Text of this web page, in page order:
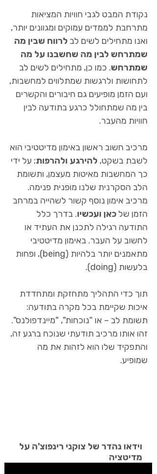
נקודת המבט לגבי חוויות המציאות
מתרחבת לממדים עמוקים ומגוונים יותר,
ואנו מתחילים לשים לב לרווח שבין מה
שמתרחש לבין מה שחשבנו על מה
שמתרחש. כמו כן, מתחילים לשים לב
לתחושות ולרגשות שמתלווים למחשבות,
ועם הזמן מופיעים גם חיבורים והקשרים
בין מה שמתחולל כרגע בתודעה לבין
חוויות מהעבר.
מרכיב חשוב ראשון באימון מדיטטיבי הוא
לשבת בשקט, להירגע ולהרפות; על ידי
כך המחשבות מאיטות מעצמן, ותשומת
הלב הסקרנית שלנו מופנית פנימה.
מרכיב אימון נוסף קשור לשהייה במרחב
הזמן של כאן ועכשיו. בדרך כלל
התודעה רגילה לתכנן את העתיד או
לחשוב על העבר. באימון מדיטטיבי
מתאמנים יותר בלהיות (being), ופחות
בלעשות (doing).
תוך כדי התהליך מתחזקת ומתחדדת
איכות שקיימת בכל מקרה בתודעה:
תשומת לב – או "נוכחות", "מיינדפולנס".
זהו אותו מרכיב תודעתי שנוכח ברגע זה,
והתפקיד שלו הוא לזהות את מה
שמופיע.
וידאו נהדר של צוקני רינפוצ'ה על
מדיטציה